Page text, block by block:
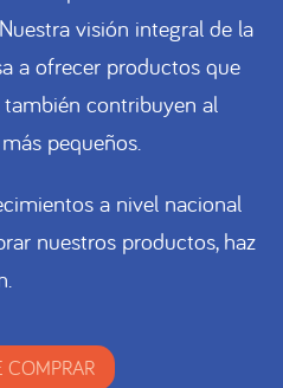
visión integral de la
a ofrecer productos que
contribuyen al
pequeños.
a nivel nacional
nuestros productos, haz
COMPRAR